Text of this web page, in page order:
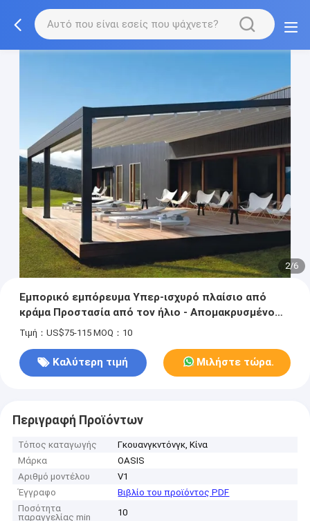
2/6
Εμπορικό εμπόρευμα Υπερ-ισχυρό πλαίσιο από
κράμα Προστασία από τον ήλιο - Απομακρυσμένο
έλεγχο Ανερόστεγη ανασυρόμενη οροφή Περγόλα
Τιμή：US$75-115 MOQ：10
Καλύτερη τιμή Μιλήστε τώρα.
Περιγραφή Προϊόντων
Τόπος καταγωγής
Γκουανγκντόνγκ, Κίνα
Μάρκα
OASIS
Αριθμό μοντέλου
V1
Έγγραφο
Βιβλίο του προϊόντος PDF
Ποσότητα
παραγγελίας min
10